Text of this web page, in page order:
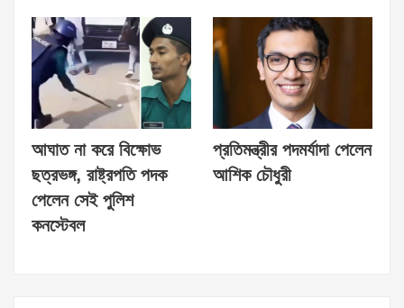
আঘাত না করে বিক্ষোভ
ছত্রভঙ্গ, রাষ্ট্রপতি পদক
পেলেন সেই পুলিশ
কনস্টেবল
প্রতিমন্ত্রীর পদমর্যাদা পেলেন
আশিক চৌধুরী